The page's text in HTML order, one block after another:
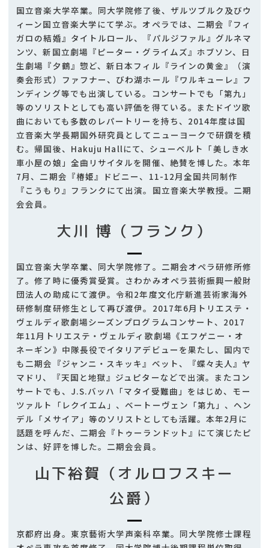
国立音楽大学卒業。同大学院修了後、ザルツブルク及びウ
ィーン国立音楽大学にて学ぶ。オペラでは、二期会『フィ
ガロの結婚』タイトルロール、『パルジファル』グルネマ
ンツ、新国立劇場『ピーター・グライムズ』ホブソン、日
生劇場『夕鶴』惣ど、新日本フィル『ラインの黄金』（演
奏会形式）ファフナー、びわ湖ホール『ワルキューレ』フ
ンディング等でも出演している。コンサートでも「第九」
等のソリストとしても高い評価を得ている。またドイツ歌
曲においても多数のレパートリーを持ち、2014年度は国
立音楽大学長期国外研究員としてニューヨークで研鑽を積
む。帰国後、Hakuju Hallにて、シューベルト「美しき水
車小屋の娘」全曲リサイタルを開催、絶賛を博した。本年
7月、二期会『椿姫』ドビニー、11-12月全国共同制作
『こうもり』フランクにて出演。国立音楽大学教授。二期
会会員。
大川 博（フランク）
国立音楽大学卒業、同大学院修了。二期会オペラ研修所修
了。修了時に優秀賞受賞。さわかみオペラ芸術振興一般財
団法人の助成にて渡伊。令和2年度文化庁新進芸術家海外
研修制度研修生として再び渡伊。2017年6月トリエステ・
ヴェルディ歌劇場シーズンプログラムコンサート、2017
年11月トリエステ・ヴェルディ歌劇場《エフゲニー・オ
ネーギン》中隊長役でイタリアデビューを果たし、国内で
も二期会『ジャンニ・スキッキ』ベット、『蝶々夫人』ヤ
マドリ、『天国と地獄』ジュピターなどで出演。またコン
サートでも、J.S.バッハ「マタイ受難曲」をはじめ、モー
ツァルト「レクイエム」、ベートーヴェン「第九」、ヘン
デル「メサイア」等のソリストとしても活躍。本年2月に
話題を呼んだ、二期会『トゥーランドット』にて演じたピ
ンは、好評を博した。二期会会員。
山下裕賀（オルロフスキー
公爵）
京都府出身。東京藝術大学声楽科卒業。同大学院修士課程